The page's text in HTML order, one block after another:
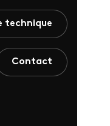
technique
Contact